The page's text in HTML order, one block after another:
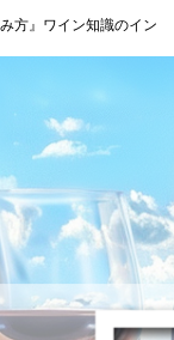
方』ワイン知識のイン